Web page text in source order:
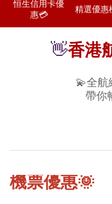
恒生信用卡優
惠💳
精選優
👋香港
💫全航
帶你
機票優惠🌞